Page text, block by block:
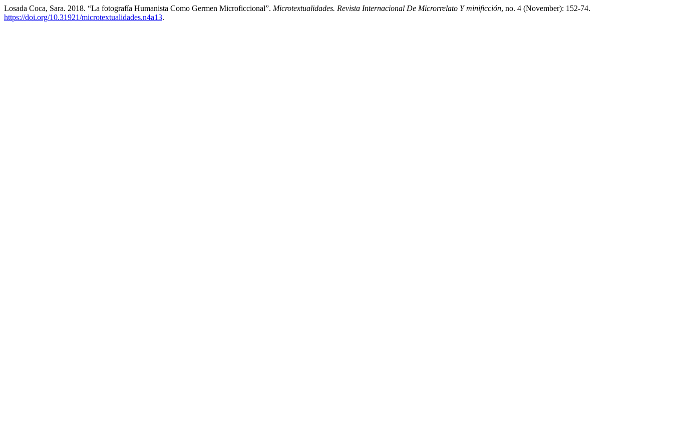
Losada Coca, Sara. 2018. “La fotografía Humanista Como Germen Microficcional”. Microtextualidades. Revista Internacional De Microrrelato Y minificción, no. 4 (November): 152-74.
https://doi.org/10.31921/microtextualidades.n4a13.